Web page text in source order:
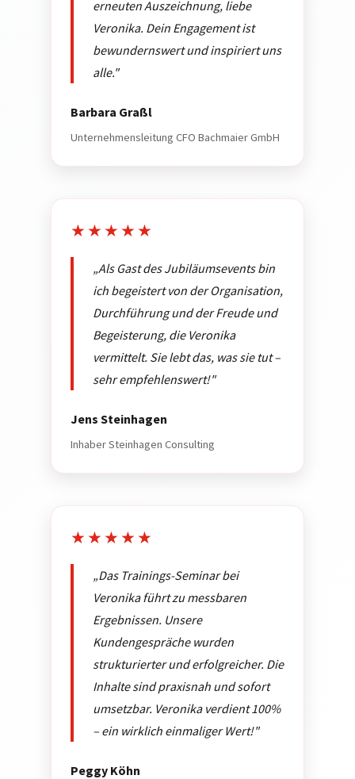
erneuten Auszeichnung, liebe
Veronika. Dein Engagement ist
bewundernswert und inspiriert uns
alle."
Barbara Graßl
Unternehmensleitung CFO Bachmaier GmbH
★★★★★
„Als Gast des Jubiläumsevents bin
ich begeistert von der Organisation,
Durchführung und der Freude und
Begeisterung, die Veronika
vermittelt. Sie lebt das, was sie tut –
sehr empfehlenswert!"
Jens Steinhagen
Inhaber Steinhagen Consulting
★★★★★
„Das Trainings-Seminar bei
Veronika führt zu messbaren
Ergebnissen. Unsere
Kundengespräche wurden
strukturierter und erfolgreicher. Die
Inhalte sind praxisnah und sofort
umsetzbar. Veronika verdient 100%
– ein wirklich einmaliger Wert!"
Peggy Köhn